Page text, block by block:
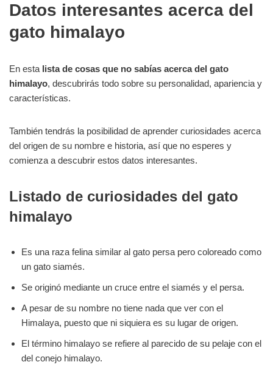
Datos interesantes acerca del
gato himalayo
En esta lista de cosas que no sabías acerca del gato
himalayo, descubrirás todo sobre su personalidad, apariencia y
características.
También tendrás la posibilidad de aprender curiosidades acerca
del origen de su nombre e historia, así que no esperes y
comienza a descubrir estos datos interesantes.
Listado de curiosidades del gato
himalayo
Es una raza felina similar al gato persa pero coloreado como
un gato siamés.
Se originó mediante un cruce entre el siamés y el persa.
A pesar de su nombre no tiene nada que ver con el
Himalaya, puesto que ni siquiera es su lugar de origen.
El término himalayo se refiere al parecido de su pelaje con el
del conejo himalayo.